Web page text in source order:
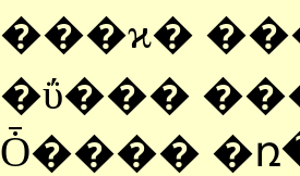
���ϰ�
�ΰ���
Ȱ����